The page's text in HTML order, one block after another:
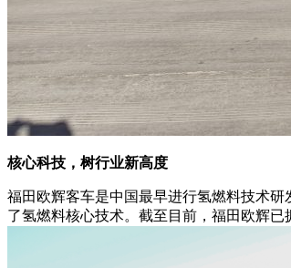
核心科技，树行业新高度
福田欧辉客车是中国最早进行氢燃料技术
了氢燃料核心技术。截至目前，福田欧辉